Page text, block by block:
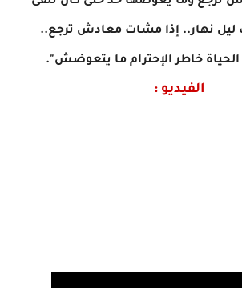
نهار.. إذا مشات معادش ترجع..
خاطر الإحترام ما يتعوضش".
الفيديو :